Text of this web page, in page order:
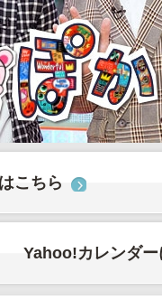
こちら
Yahoo!カレンダー